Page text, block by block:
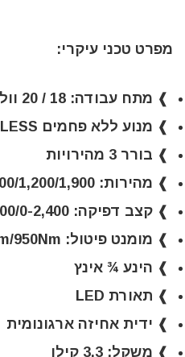
מפרט טכני עיקרי:
❱ מתח עבודה: 18 / 20 וולט
❱ מנוע ללא פחמים BRUSHLESS
❱ בורר 3 מהירויות
❱ מהירות: 0-400/1,200/1,900 סלד
❱ קצב דפיקה: 0-600/0-1,800/0-2,400 פלד
❱ מומנט פיטול: 1627Nm/950Nm
❱ הינע ¾ אינץ
❱ תאורת LED
❱ ידית אחיזה ארגונומית
❱ משקל: 3.3 קילו